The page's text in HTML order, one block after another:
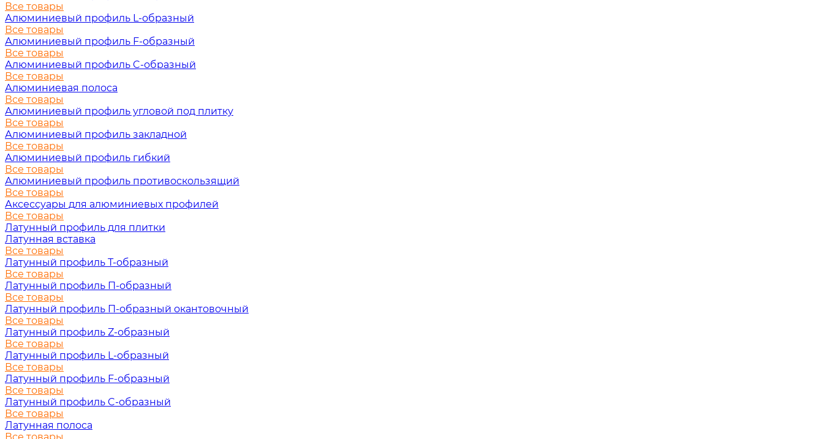
Все товары
Алюминиевый профиль L-образный
Все товары
Алюминиевый профиль F-образный
Все товары
Алюминиевый профиль C-образный
Все товары
Алюминиевая полоса
Все товары
Алюминиевый профиль угловой под плитку
Все товары
Алюминиевый профиль закладной
Все товары
Алюминиевый профиль гибкий
Все товары
Алюминиевый профиль противоскользящий
Все товары
Аксессуары для алюминиевых профилей
Все товары
Латунный профиль для плитки
Латунная вставка
Все товары
Латунный профиль Т-образный
Все товары
Латунный профиль П-образный
Все товары
Латунный профиль П-образный окантовочный
Все товары
Латунный профиль Z-образный
Все товары
Латунный профиль L-образный
Все товары
Латунный профиль F-образный
Все товары
Латунный профиль C-образный
Все товары
Латунная полоса